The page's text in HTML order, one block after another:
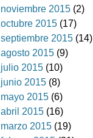
noviembre 2015 (2)
octubre 2015 (17)
septiembre 2015 (14)
agosto 2015 (9)
julio 2015 (10)
junio 2015 (8)
mayo 2015 (6)
abril 2015 (16)
marzo 2015 (19)